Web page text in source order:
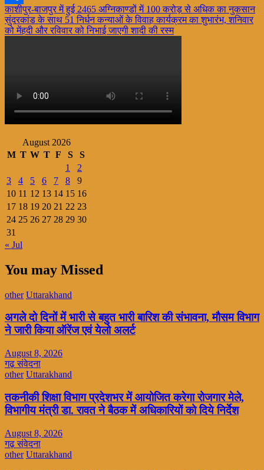
Share
Post
navigation
काशीपुर-बाजपुर में हुई 2465 अग्निकाण्डों में 100 करोड़ से अधिक का नुकसान
सुंदरकांड के साथ 51 निर्धन कन्याओं के विवाह कार्यक्रम का शुभारंभ, शनिवार
को मेंहदी और रविवार को निभाई जाएगी शादी की रस्म
August 2026
M T W T F S
S
1
2
3
4 5 6 7 8
9
10 11 12 13 14 15 16
17 18 19 20 21 22 23
24 25 26 27 28 29 30
31
« Jul
You may Missed
other Uttarakhand
अगले दो दिनों में भारी से बहुत भारी बारिश की संभावना, मौसम विभाग
ने जारी किया ऑरेंज एवं येलो अलर्ट
August 8, 2026
गढ़ संवेदना
other Uttarakhand
तकनीकी शिक्षा विभाग प्रदेशभर में आयोजित करेगा रोजगार मेले,
विभागीय मंत्री डा. रावत ने बैठक में अधिकारियों को दिये निर्देश
August 8, 2026
गढ़ संवेदना
other Uttarakhand